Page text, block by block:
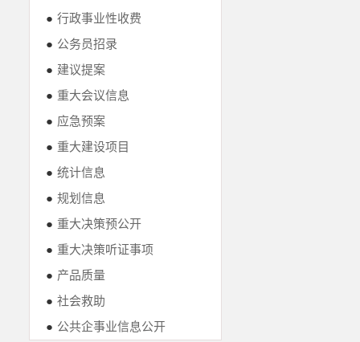
● 行政事业性收费
● 公务员招录
● 建议提案
● 重大会议信息
● 应急预案
● 重大建设项目
● 统计信息
● 规划信息
● 重大决策预公开
● 重大决策听证事项
● 产品质量
● 社会救助
● 公共企事业信息公开